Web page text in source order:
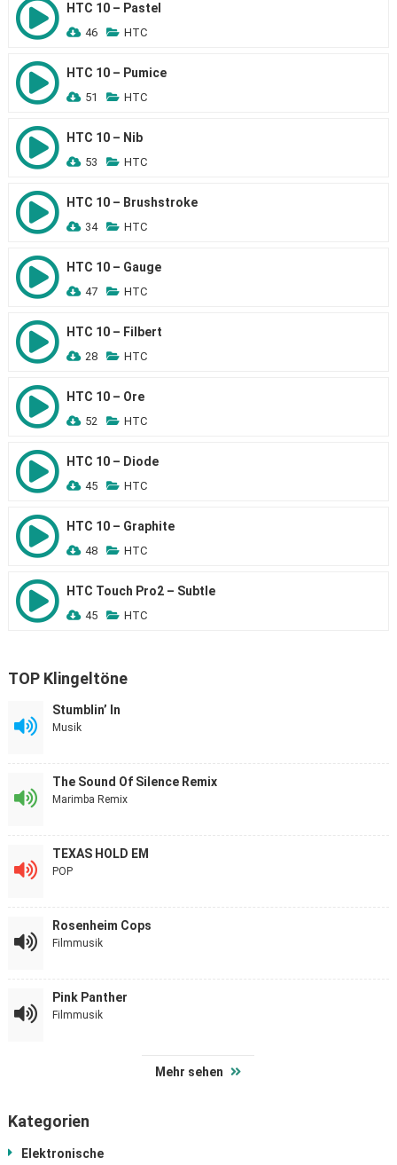
HTC 10 – Pastel
46 HTC
HTC 10 – Pumice
51 HTC
HTC 10 – Nib
53 HTC
HTC 10 – Brushstroke
34 HTC
HTC 10 – Gauge
47 HTC
HTC 10 – Filbert
28 HTC
HTC 10 – Ore
52 HTC
HTC 10 – Diode
45 HTC
HTC 10 – Graphite
48 HTC
HTC Touch Pro2 – Subtle
45 HTC
TOP Klingeltöne
Stumblin’ In
Musik
The Sound Of Silence Remix
Marimba Remix
TEXAS HOLD EM
POP
Rosenheim Cops
Filmmusik
Pink Panther
Filmmusik
Mehr sehen
Kategorien
Elektronische